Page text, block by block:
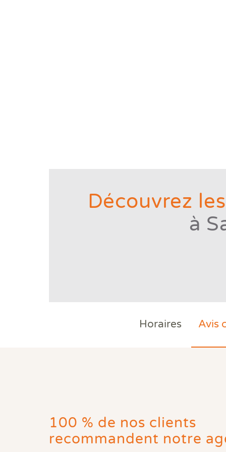
Découvrez
à
Horaires Avis
100 % de nos clients
recommandent notre